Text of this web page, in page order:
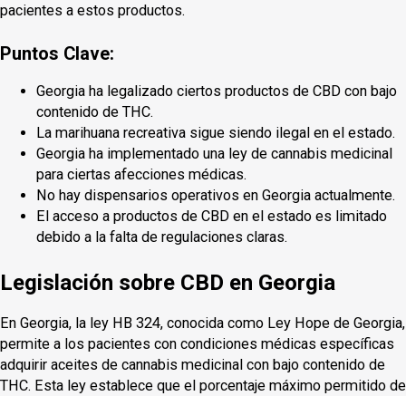
pacientes a estos productos.
Puntos Clave:
Georgia ha legalizado ciertos productos de CBD con bajo
contenido de THC.
La marihuana recreativa sigue siendo ilegal en el estado.
Georgia ha implementado una ley de cannabis medicinal
para ciertas afecciones médicas.
No hay dispensarios operativos en Georgia actualmente.
El acceso a productos de CBD en el estado es limitado
debido a la falta de regulaciones claras.
Legislación sobre CBD en Georgia
En Georgia, la ley HB 324, conocida como Ley Hope de Georgia,
permite a los pacientes con condiciones médicas específicas
adquirir aceites de cannabis medicinal con bajo contenido de
THC. Esta ley establece que el porcentaje máximo permitido de